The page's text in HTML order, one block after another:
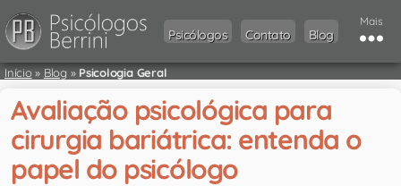
Psicólogos Contato Blog
Mais
Início» Blog» Psicologia Geral
Avaliação psicológica para
cirurgia bariátrica: entenda o
papel do psicólogo